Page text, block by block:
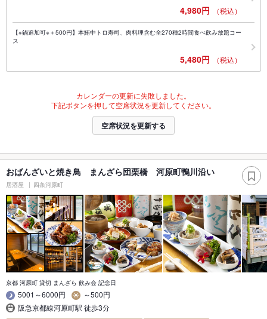
4,980円 （税込）
【※鍋追加可※＋500円】本鮪中トロ寿司、肉料理含む全270種2時間食べ飲み放題コー
ス
5,480円 （税込）
カレンダーの更新に失敗しました。
下記ボタンを押して空席状況を更新してください。
空席状況を更新する
おばんざいと焼き鳥 まんざら団栗橋 河原町鴨川沿い
居酒屋 四条河原町
京都 河原町 貸切 まんざら 飲み会 記念日
5001～6000円
～500円
阪急京都線河原町駅 徒歩3分